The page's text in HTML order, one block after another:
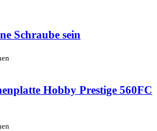
Schraube sein
Hobby Prestige 560FC